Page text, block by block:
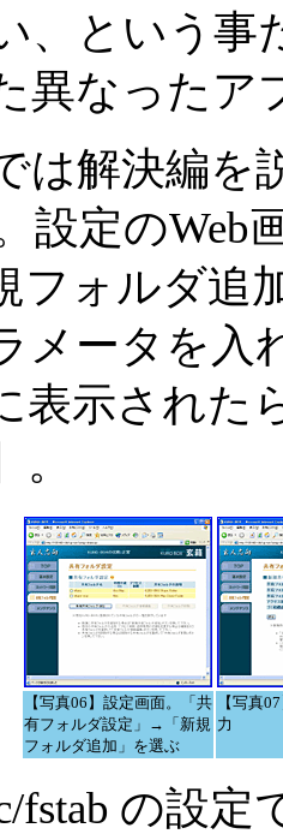
、という事
異なったア
解決編を
設定のWeb
ォルダ追
メータを入
表示された
【写真06】設定画面。「共
有フォルダ設定」→「新規
フォルダ追加」を選ぶ
【写真
力
の設定